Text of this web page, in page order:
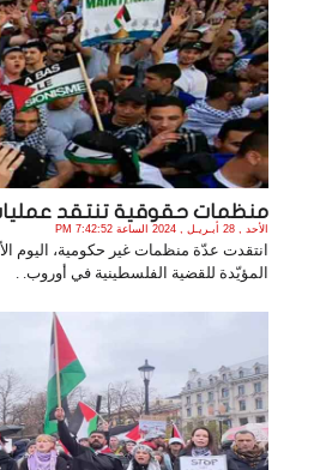
منظمات حقوقية تنتقد
الأحد , 28 أبـريـل , 2024 الساعة 7:42:52 PM
انتقدت عدّة منظمات غير حكومية، اليوم
المؤيّدة للقضية الفلسطينية في أوروب. .